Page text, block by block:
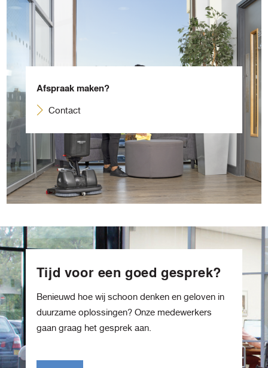
Afspraak maken?
Contact
Tijd voor een goed gesprek?
Benieuwd hoe wij schoon denken en geloven in
duurzame oplossingen? Onze medewerkers
gaan graag het gesprek aan.